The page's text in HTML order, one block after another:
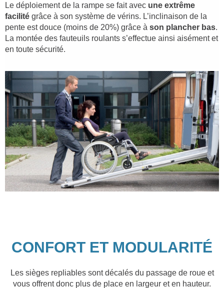
Le déploiement de la rampe se fait avec une extrême
facilité grâce à son système de vérins. L’inclinaison de la
pente est douce (moins de 20%) grâce à son plancher bas.
La montée des fauteuils roulants s’effectue ainsi aisément et
en toute sécurité.
CONFORT ET MODULARITÉ
Les sièges repliables sont décalés du passage de roue et
vous offrent donc plus de place en largeur et en hauteur.